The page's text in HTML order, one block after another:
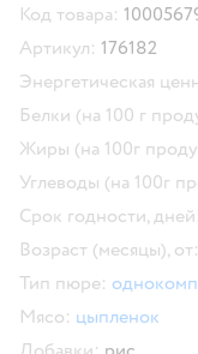
Код товара:
Артикул: 176182
Энергетическая
Белки (на 100 г
Жиры (на 100г
Углеводы (на 100г
Срок годности, дней:
Возраст (месяцы), от:
Тип пюре:
Мясо: цыпленок